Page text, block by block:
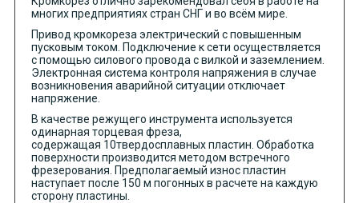
многих предприятиях стран СНГ и во всём мире.
Привод кромкореза электрический с повышенным
пусковым током. Подключение к сети осуществляется
с помощью силового провода с вилкой и заземлением.
Электронная система контроля напряжения в случае
возникновения аварийной ситуации отключает
напряжение.
В качестве режущего инструмента используется
одинарная торцевая фреза,
содержащая 10твердосплавных пластин. Обработка
поверхности производится методом встречного
фрезерования. Предполагаемый износ пластин
наступает после 150 м погонных в расчете на каждую
сторону пластины.